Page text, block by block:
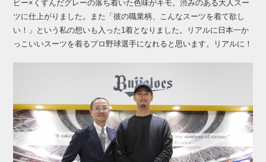
ビー×くすんだグレーの落ち着いた色味がキモ。渋みのある大人スー
ツに仕上がりました。また「彼の職業柄、こんなスーツを着て欲し
い！」という私の想いも入った1着となりました。リアルに日本一か
っこいいスーツを着るプロ野球選手になれると思います。リアルに！